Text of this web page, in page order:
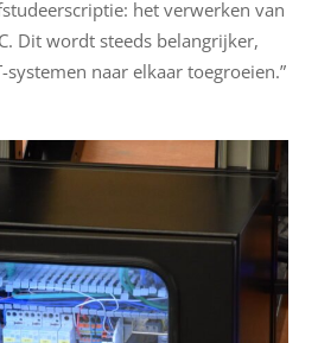
het verwerken van
Dit wordt steeds belangrijker,
systemen naar elkaar toegroeien.”